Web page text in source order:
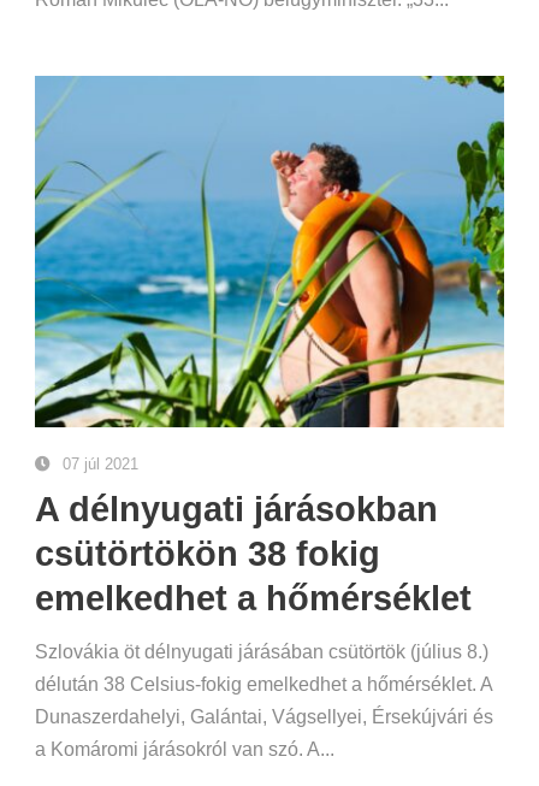
07 júl 2021
A délnyugati járásokban
csütörtökön 38 fokig
emelkedhet a hőmérséklet
Szlovákia öt délnyugati járásában csütörtök (július 8.)
délután 38 Celsius-fokig emelkedhet a hőmérséklet. A
Dunaszerdahelyi, Galántai, Vágsellyei, Érsekújvári és
a Komáromi járásokról van szó. A...